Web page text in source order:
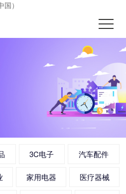
）
3C电子 汽车配件
家用电器 医疗器械